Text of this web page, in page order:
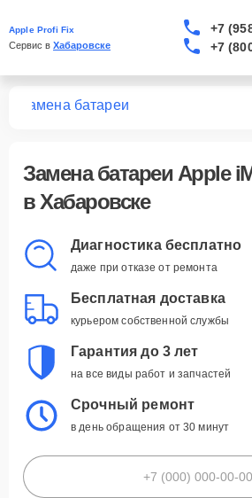
Apple Profi Fix
Сервис в Хабаровске
+7
+7
Замена батареи
Замена батареи Apple
в Хабаровске
Диагностика бесплатно
даже при отказе от ремонта
Бесплатная доставка
курьером собственной службы
Гарантия до 3 лет
на все виды работ и запчастей
Срочный ремонт
в день обращения от 30 минут